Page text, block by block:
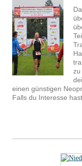
zu
einen günstigen
Falls du Interesse